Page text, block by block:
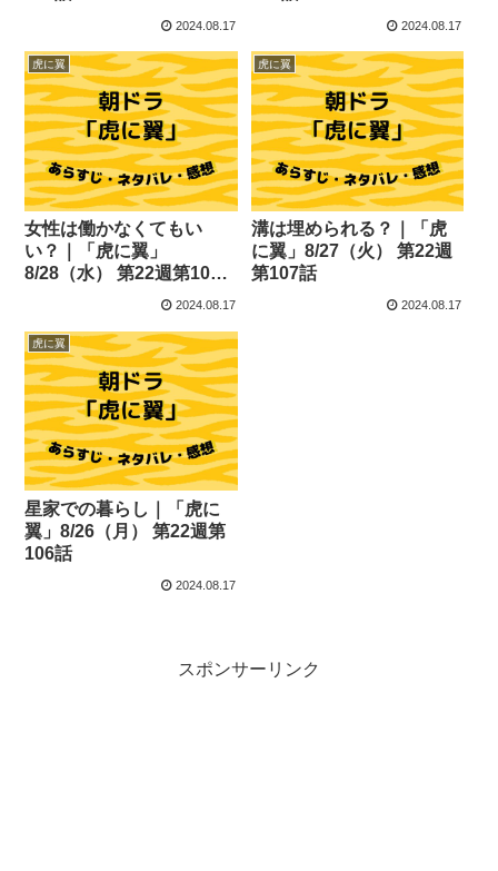
2024.08.17 2024.08.17
虎に翼
女性は働かなくてもい
い？｜「虎に翼」
8/28（水） 第22週第108
2024.08.17
虎に翼
溝は埋められる？｜「虎
に翼」8/27（火） 第22週
第107話
2024.08.17
虎に翼
星家での暮らし｜「虎に
翼」8/26（月） 第22週第
106話
2024.08.17
スポンサーリンク